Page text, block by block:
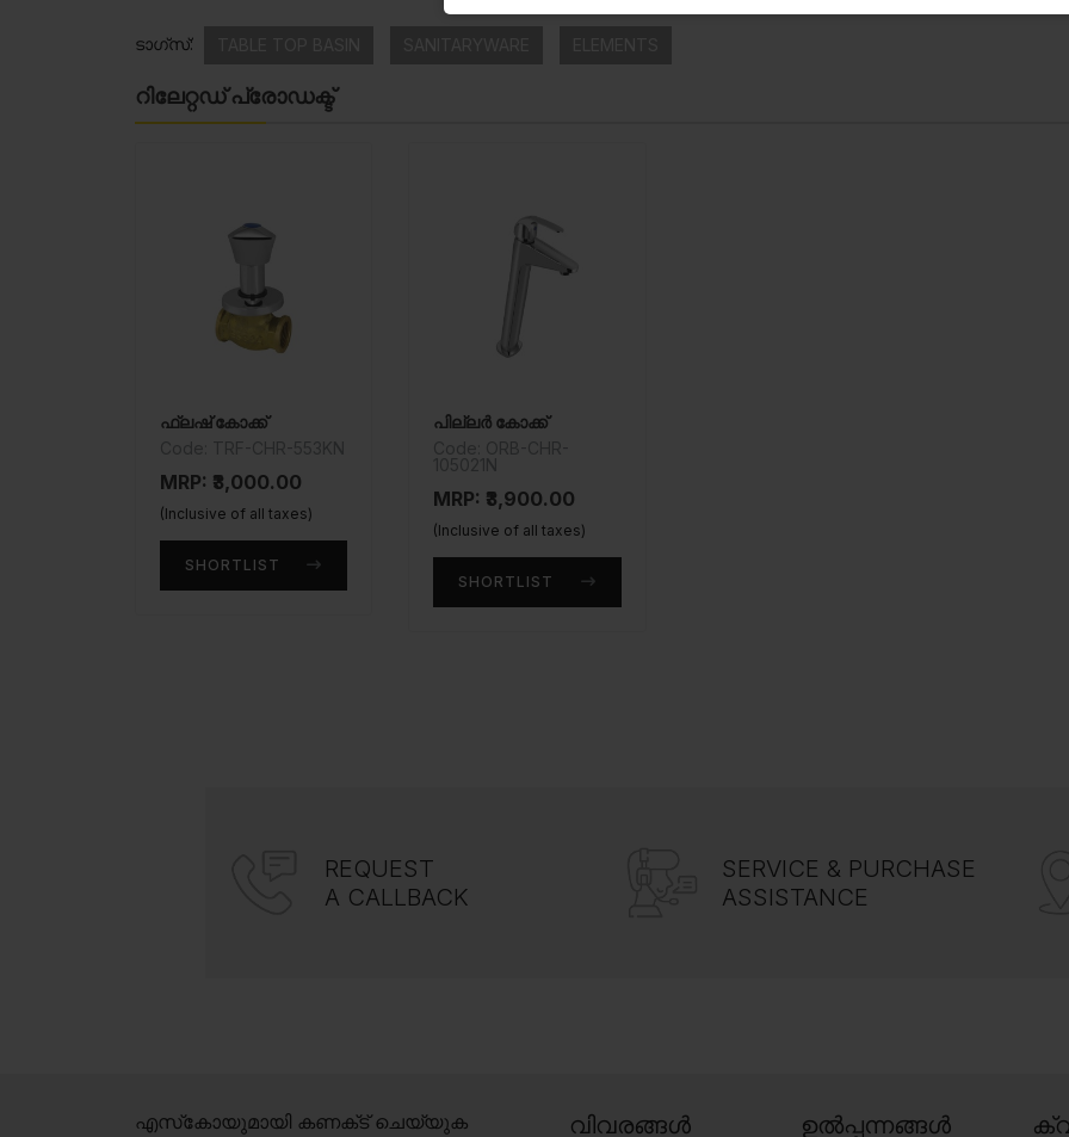
ടാഗ്സ്:
റിലേറ്റഡ് പ്രോഡക്ട്
ഫ്ലഷ് കോക്ക്
MRP: ₹3,000.00
(Inclusive of all taxes)
SHORTLIST
പില്ലർ കോക്ക്
MRP: ₹3,900.00
(Inclusive of all taxes)
SHORTLIST
REQUEST
A CALLBACK
SERVICE & PURCHASE
ASSISTANCE
എസ്‍കോയുമായി കണക്‌ട് ചെയ്യുക വിവരങ്ങൾ ഉൽപ്പന്നങ്ങൾ